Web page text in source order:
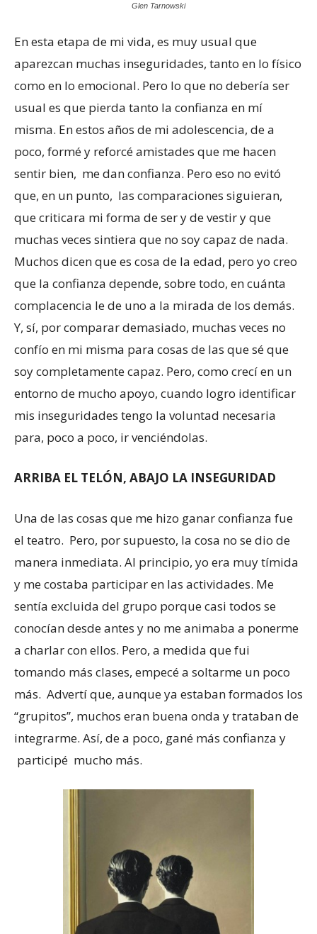
Glen Tarnowski
En esta etapa de mi vida, es muy usual que
aparezcan muchas inseguridades, tanto en lo físico
como en lo emocional. Pero lo que no debería ser
usual es que pierda tanto la confianza en mí
misma. En estos años de mi adolescencia, de a
poco, formé y reforcé amistades que me hacen
sentir bien, me dan confianza. Pero eso no evitó
que, en un punto, las comparaciones siguieran,
que criticara mi forma de ser y de vestir y que
muchas veces sintiera que no soy capaz de nada.
Muchos dicen que es cosa de la edad, pero yo creo
que la confianza depende, sobre todo, en cuánta
complacencia le de uno a la mirada de los demás.
Y, sí, por comparar demasiado, muchas veces no
confío en mi misma para cosas de las que sé que
soy completamente capaz. Pero, como crecí en un
entorno de mucho apoyo, cuando logro identificar
mis inseguridades tengo la voluntad necesaria
para, poco a poco, ir venciéndolas.
ARRIBA EL TELÓN, ABAJO LA INSEGURIDAD
Una de las cosas que me hizo ganar confianza fue
el teatro. Pero, por supuesto, la cosa no se dio de
manera inmediata. Al principio, yo era muy tímida
y me costaba participar en las actividades. Me
sentía excluida del grupo porque casi todos se
conocían desde antes y no me animaba a ponerme
a charlar con ellos. Pero, a medida que fui
tomando más clases, empecé a soltarme un poco
más. Advertí que, aunque ya estaban formados los
“grupitos”, muchos eran buena onda y trataban de
integrarme. Así, de a poco, gané más confianza y
participé mucho más.